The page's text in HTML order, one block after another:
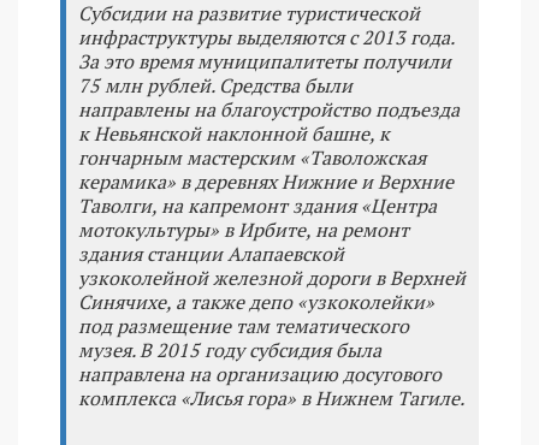
Субсидии на развитие туристической
инфраструктуры выделяются с 2013 года.
За это время муниципалитеты получили
75 млн рублей. Средства были
направлены на благоустройство подъезда
к Невьянской наклонной башне, к
гончарным мастерским «Таволожская
керамика» в деревнях Нижние и Верхние
Таволги, на капремонт здания «Центра
мотокультуры» в Ирбите, на ремонт
здания станции Алапаевской
узкоколейной железной дороги в Верхней
Синячихе, а также депо «узкоколейки»
под размещение там тематического
музея. В 2015 году субсидия была
направлена на организацию досугового
комплекса «Лисья гора» в Нижнем Тагиле.